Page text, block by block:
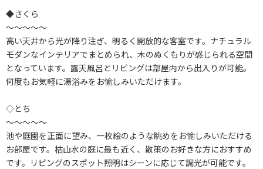
◆さくら
～～～～～
高い天井から光が降り注ぎ、明るく開放的な客室です。ナチュラル
モダンなインテリアでまとめられ、木のぬくもりが感じられる空間
となっています。露天風呂とリビングは部屋内から出入りが可能。
何度もお気軽に湯浴みをお愉しみいただけます。
◇とち
～～～～～
池や庭園を正面に望み、一枚絵のような眺めをお愉しみいただける
お部屋です。枯山水の庭に最も近く、散策のお好きな方におすすめ
です。リビングのスポット照明はシーンに応じて調光が可能です。